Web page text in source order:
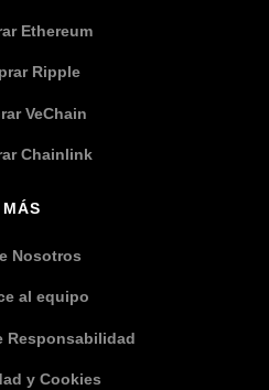
Ethereum
Ripple
VeChain
Chainlink
MÁS
Nosotros
al equipo
Responsabilidad
y Cookies